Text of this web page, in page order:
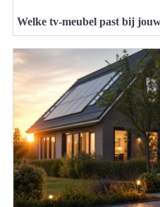
Welke tv-meubel past bij